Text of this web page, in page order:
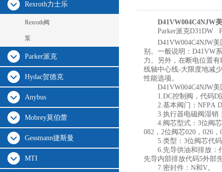
Rexroth力士乐
Rexroth阀
泵
Parker派克
Hydac贺德克
Anybus
Mobrey莫伯蕾
Gessmann捷斯曼
MTI
D41VW004C4NJW
Parker派克D31DW
D41VW004C4NJW
别。一般说明：D41VW
力。另外，在断电位置
线轴中心线-大限度地减
性能选项。
D41VW004C4NJW
1.DC控制阀，代码D
2.基本阀门：NFPA
3.执行器电磁阀湿销
4.阀芯型式：3位阀芯
082，2位阀芯020，026，
5.类型：3位阀芯代
6.先导供油和排放：
先导内部排放代码5外部
7.密封件：N和V。